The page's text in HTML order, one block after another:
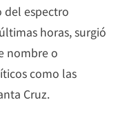
del espectro
horas, surgió
nombre o
como las
Cruz.